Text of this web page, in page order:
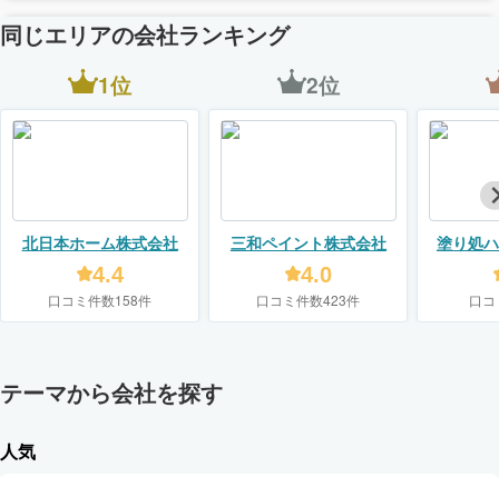
同じエリアの会社ランキング
1位
北日本ホーム株式会社
4.4
口コミ件数158件
2位
三和ペイント株式会社
4.0
口コミ件数423件
塗り処
（株式
口
テーマから会社を探す
人気